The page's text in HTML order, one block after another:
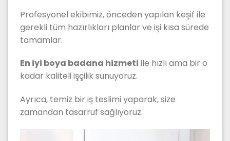
Profesyonel ekibimiz, önceden yapılan keşif ile
gerekli tüm hazırlıkları planlar ve işi kısa sürede
tamamlar.
En iyi boya badana hizmeti ile hızlı ama bir o
kadar kaliteli işçilik sunuyoruz.
Ayrıca, temiz bir iş teslimi yaparak, size
zamandan tasarruf sağlıyoruz.